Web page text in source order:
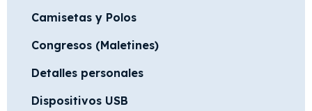
Camisetas y Polos
Congresos (Maletines)
Detalles personales
Dispositivos USB